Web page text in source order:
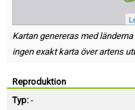
Kartan genereras med
ingen exakt karta över artens
Reproduktion
Typ: -